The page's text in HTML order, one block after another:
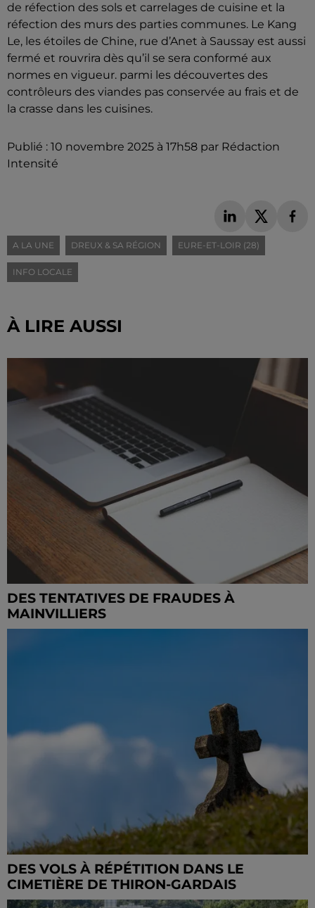
de réfection des sols et carrelages de cuisine et la
réfection des murs des parties communes. Le Kang
Le, les étoiles de Chine, rue d’Anet à Saussay est aussi
fermé et rouvrira dès qu’il se sera conformé aux
normes en vigueur. parmi les découvertes des
contrôleurs des viandes pas conservée au frais et de
la crasse dans les cuisines.
Publié : 10 novembre 2025 à 17h58 par Rédaction
Intensité
A LA UNE DREUX & SA RÉGION EURE-ET-LOIR (28)
INFO LOCALE
À LIRE AUSSI
DES TENTATIVES DE FRAUDES À
MAINVILLIERS
DES VOLS À RÉPÉTITION DANS LE
CIMETIÈRE DE THIRON-GARDAIS